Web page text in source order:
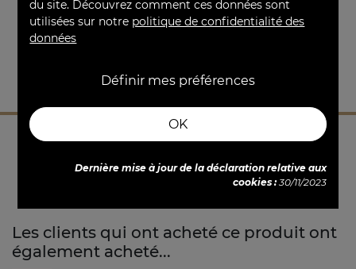
12°
Les clients qui ont acheté ce produit ont
également acheté...
du site. Découvrez comment ces données sont
utilisées sur notre politique de confidentialité des
données
OK
Définir mes préférences
Dernière mise à jour de la déclaration relative aux
cookies :30/11/2023